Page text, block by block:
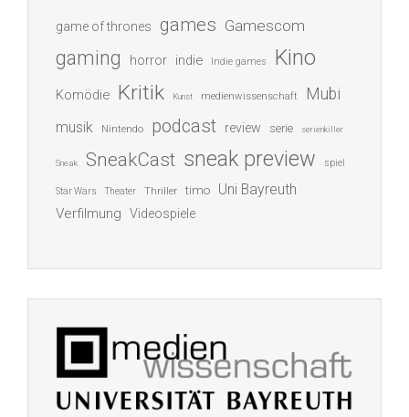
game of thrones games Gamescom
gaming horror indie Indie games Kino
Komödie Kritik Kunst medienwissenschaft Mubi
musik Nintendo podcast review serie serienkiller
Sneak SneakCast sneak preview spiel
Star Wars Theater Thriller timo Uni Bayreuth
Verfilmung Videospiele